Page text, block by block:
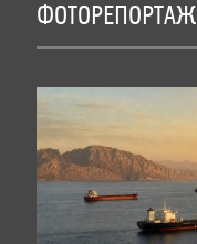
ФОТОРЕПОРТАЖ